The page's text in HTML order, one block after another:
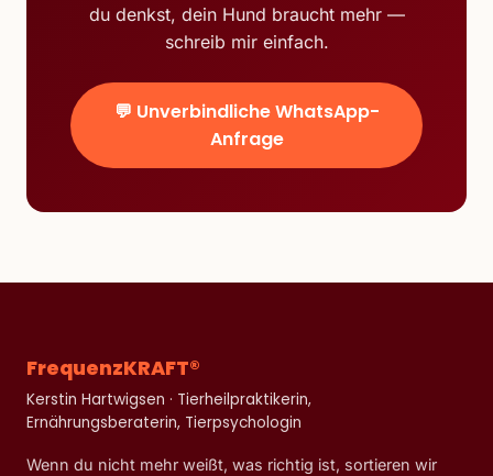
du denkst, dein Hund braucht mehr —
schreib mir einfach.
💬 Unverbindliche WhatsApp-
Anfrage
FrequenzKRAFT®
Kerstin Hartwigsen · Tierheilpraktikerin,
Ernährungsberaterin, Tierpsychologin
Wenn du nicht mehr weißt, was richtig ist, sortieren wir